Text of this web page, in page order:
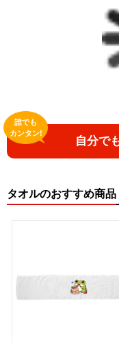
自分で
誰でも
カンタン!
タオルのおすすめ商品